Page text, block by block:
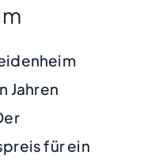
Jahren
für ein